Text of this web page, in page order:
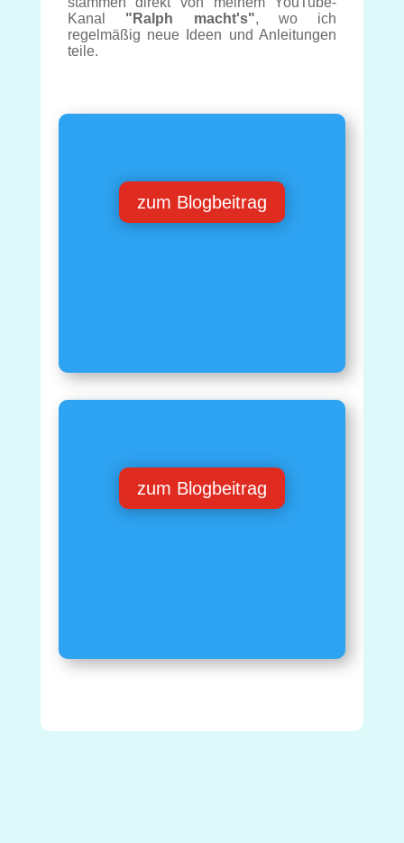
Kanal "Ralph macht's", wo ich
regelmäßig neue Ideen und Anleitungen
teile.
zum Blogbeitrag
zum Blogbeitrag